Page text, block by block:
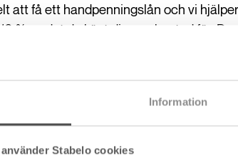
Information
Stabelo cookies
att få ett handpenningslån och vi
% av det du köpt din nya bostad för.
till mäklaren
betalas i samband med att lånet